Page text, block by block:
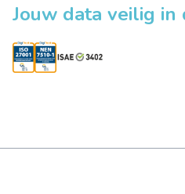
Jouw data veilig in